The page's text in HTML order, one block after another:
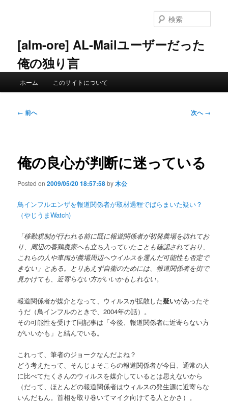
ン
へ
[alm-ore] AL-Mailユーザーだった
俺の独り言
索
ホーム このサイトについて
投
ゲ
ー
ョ
← 前へ 次へ→
俺の良心が判断に迷っている
Posted on2009/05/20 18:57:58by木公
鳥インフルエンザを報道関係者が取材過程でばらまいた疑い？
（やじうまWatch)
「移動規制が行われる前に既に報道関係者が初発農場を訪れてお
り、周辺の養鶏農家へも立ち入っていたことも確認されており、
これらの人や車両が農場周辺へウイルスを運んだ可能性も否定で
きない」とある。とりあえず自衛のためには、報道関係者を街で
見かけても、近寄らない方がいいかもしれない。
報道関係者が媒介となって、ウィルスが拡散した疑いがあったそ
うだ（鳥インフルのときで、2004年の話）。
その可能性を受けて同記事は「今後、報道関係者に近寄らない方
がいいかも」と結んでいる。
これって、筆者のジョークなんだよね？
どう考えたって、そんじょそこらの報道関係者が今日、通常の人
に比べてたくさんのウィルスを媒介しているとは思えないから
（だって、ほとんどの報道関係者はウィルスの発生源に近寄らな
いんだもん。首相を取り巻いてマイク向けてる人とかさ）。